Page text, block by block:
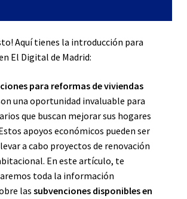
Aquí tienes la introducción para
El Digital de Madrid:
para reformas de viviendas
una oportunidad invaluable para
que buscan mejorar sus hogares
apoyos económicos pueden ser
a cabo proyectos de renovación
En este artículo, te
toda la información
las subvenciones disponibles en